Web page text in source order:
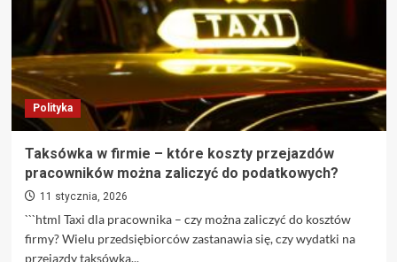
groźby
pod
jego
adresem.
latkowi
grozi
Polityka
Taksówka w firmie – które koszty przejazdów
pracowników można zaliczyć do podatkowych?
11 stycznia, 2026
```html Taxi dla pracownika – czy można zaliczyć do kosztów
firmy? Wielu przedsiębiorców zastanawia się, czy wydatki na
przejazdy taksówką...